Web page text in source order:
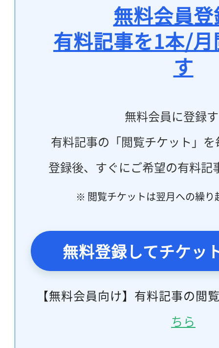
無料会員
有料記事を1本/
す
無料会員に登録
有料記事の「閲覧チケット」
登録後、すぐにご希望の有料記
※ 閲覧チケットは翌月への繰り
無料登録してチケッ
【無料会員向け】有料記事の閲
ちら